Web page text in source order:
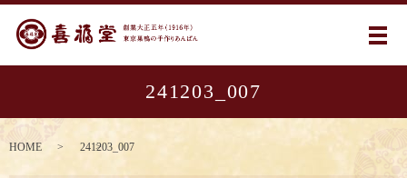
メ
241203_007
HOME 241203_007